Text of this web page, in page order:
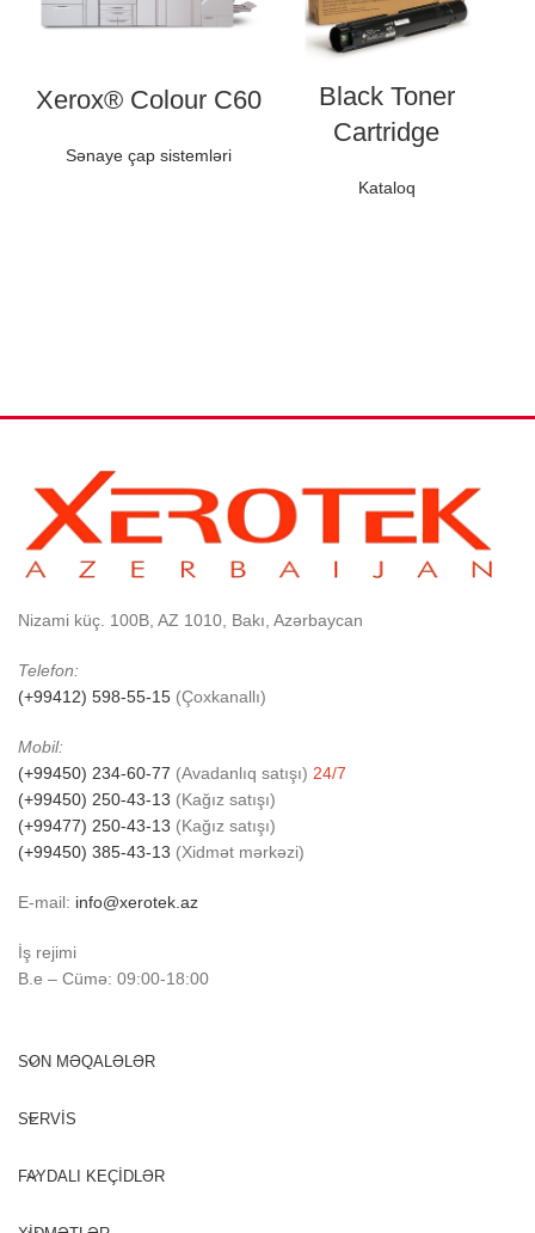
Xerox® Colour C60
Sənaye çap sistemləri
Black Toner
Cartridge
Kataloq
Nizami küç. 100B, AZ 1010, Bakı, Azərbaycan
Telefon:
(+99412) 598-55-15 (Çoxkanallı)
Mobil:
(+99450) 234-60-77 (Avadanlıq satışı) 24/7
(+99450) 250-43-13 (Kağız satışı)
(+99477) 250-43-13 (Kağız satışı)
(+99450) 385-43-13 (Xidmət mərkəzi)
E-mail: info@xerotek.az
İş rejimi
B.e – Cümə: 09:00-18:00
SON MƏQALƏLƏR
SERVİS
FAYDALI KEÇİDLƏR